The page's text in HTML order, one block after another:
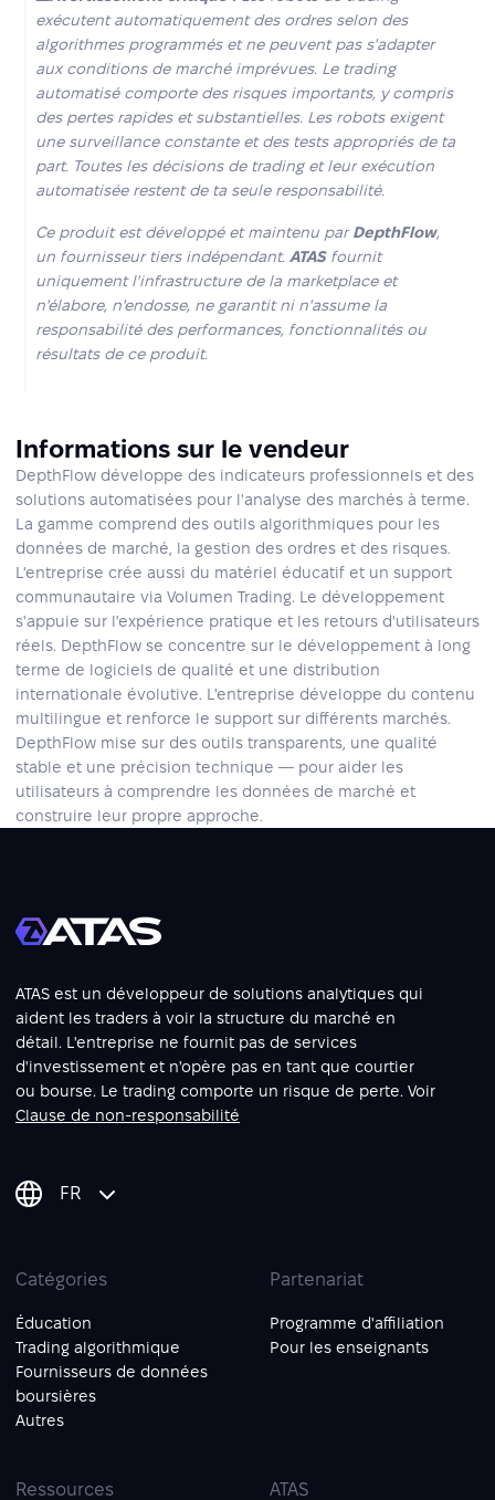
exécutent automatiquement des ordres selon des
algorithmes programmés et ne peuvent pas s'adapter
aux conditions de marché imprévues. Le trading
automatisé comporte des risques importants, y compris
des pertes rapides et substantielles. Les robots exigent
une surveillance constante et des tests appropriés de ta
part. Toutes les décisions de trading et leur exécution
automatisée restent de ta seule responsabilité.
Ce produit est développé et maintenu parDepthFlow,
un fournisseur tiers indépendant. ATAS fournit
uniquement l'infrastructure de la marketplace et
n'élabore, n'endosse, ne garantit ni n'assume la
responsabilité des performances, fonctionnalités ou
résultats de ce produit.
Informations sur le vendeur
DepthFlow développe des indicateurs professionnels et des
solutions automatisées pour l'analyse des marchés à terme.
La gamme comprend des outils algorithmiques pour les
données de marché, la gestion des ordres et des risques.
L'entreprise crée aussi du matériel éducatif et un support
communautaire via Volumen Trading. Le développement
s'appuie sur l'expérience pratique et les retours d'utilisateurs
réels. DepthFlow se concentre sur le développement à long
terme de logiciels de qualité et une distribution
internationale évolutive. L'entreprise développe du contenu
multilingue et renforce le support sur différents marchés.
DepthFlow mise sur des outils transparents, une qualité
stable et une précision technique — pour aider les
utilisateurs à comprendre les données de marché et
construire leur propre approche.
ATAS est un développeur de solutions analytiques qui
aident les traders à voir la structure du marché en
détail. L'entreprise ne fournit pas de services
d'investissement et n'opère pas en tant que courtier
ou bourse. Le trading comporte un risque de perte. Voir
Clause de non-responsabilité
FR
Catégories
Éducation
Trading algorithmique
Fournisseurs de données
boursières
Autres
Partenariat
Programme d'affiliation
Pour les enseignants
Ressources ATAS